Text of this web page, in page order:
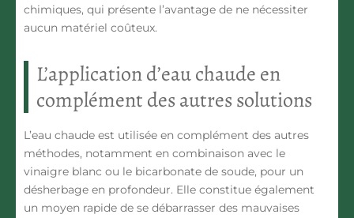
chimiques, qui présente l’avantage de ne nécessiter
aucun matériel coûteux.
L’application d’eau chaude en
complément des autres solutions
L’eau chaude est utilisée en complément des autres
méthodes, notamment en combinaison avec le
vinaigre blanc ou le bicarbonate de soude, pour un
désherbage en profondeur. Elle constitue également
un moyen rapide de se débarrasser des mauvaises